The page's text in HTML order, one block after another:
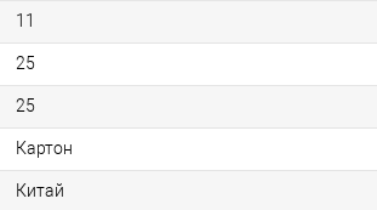
11
25
25
Картон
Китай